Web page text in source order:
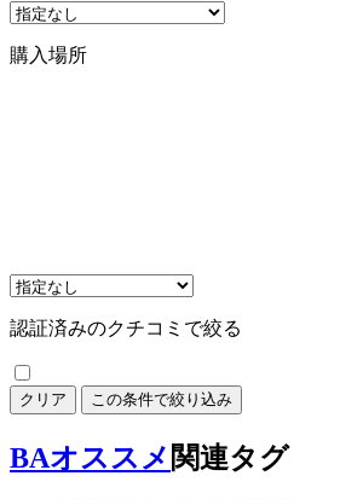
購入場所
認証済みのクチコミで絞る
クリア この条件で絞り込み
BAオススメ 関連タグ